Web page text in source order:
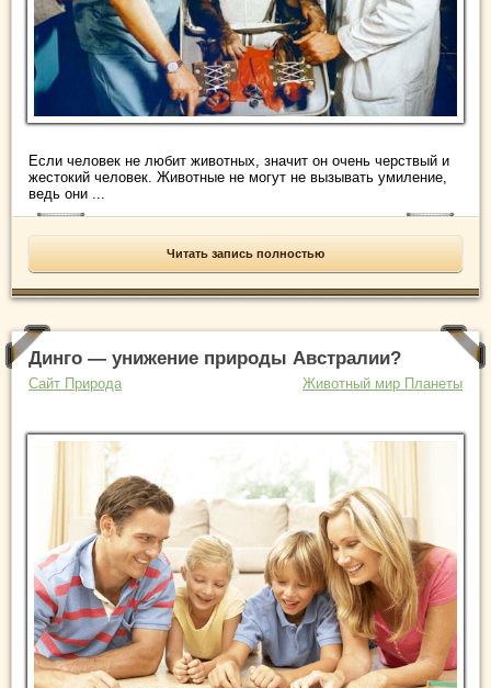
Если человек не любит животных, значит он очень черствый и
жестокий человек. Животные не могут не вызывать умиление,
ведь они ...
Читать запись полностью
Динго — унижение природы Австралии?
Сайт Природа Животный мир Планеты